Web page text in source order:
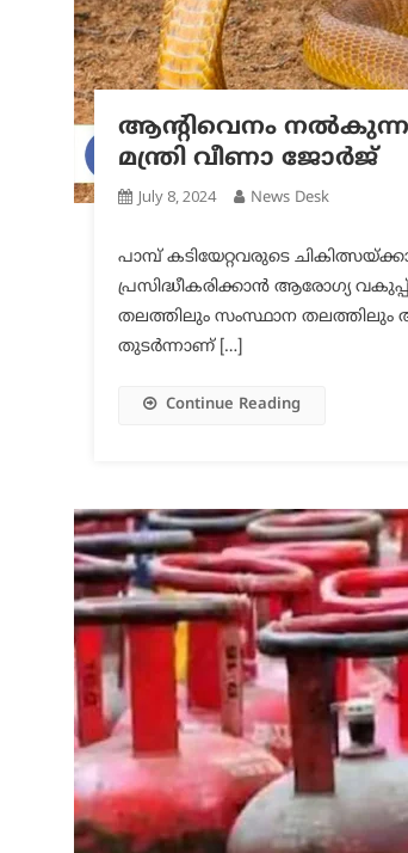
ആന്റിവെനം
മന്ത്രി വീണാ ജോര്‍ജ്
July 8, 2024 News Desk
പാമ്പ് കടിയേറ്റവരുടെ
പ്രസിദ്ധീകരിക്കാന്‍ ആരോഗ്യ
തലത്തിലും സംസ്ഥാന തലത്തിലും
തുടര്‍ന്നാണ് […]
Continue Reading